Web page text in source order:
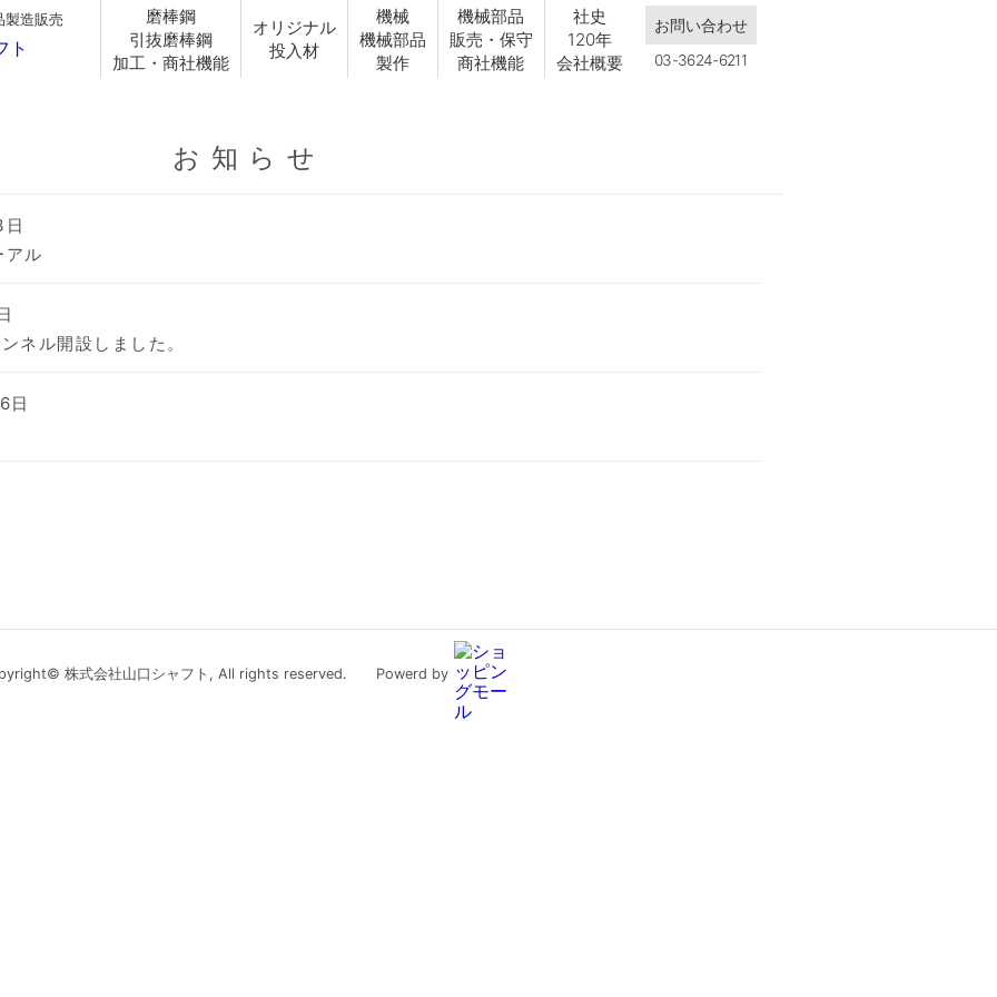
製造販売
磨棒鋼
引抜磨棒鋼
加工・商社機能
オリジナル
投入材
機械
機械部品
製作
機械部品
販売・保守
商社機能
社史
120年
会社概要
お問い合わせ
03-3624-6211
お知らせ
ル
ネル開設しました。
日
株式会社山口シャフト, All rights reserved. Powerd by